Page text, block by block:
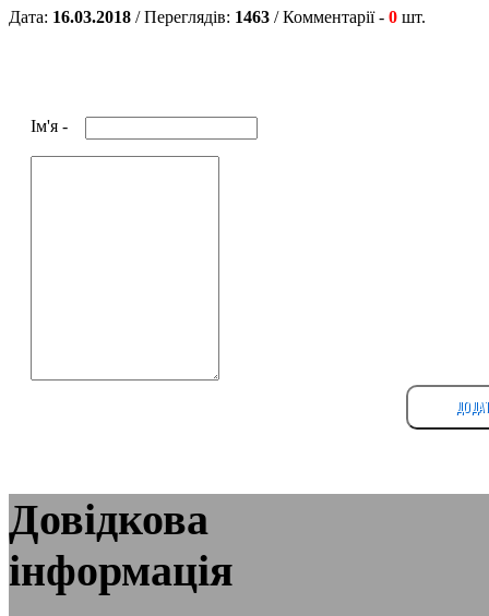
Дата: 16.03.2018 / Переглядів: 1463 /Комментарії - 0 шт.
Iм'я -
Довідкова
інформація